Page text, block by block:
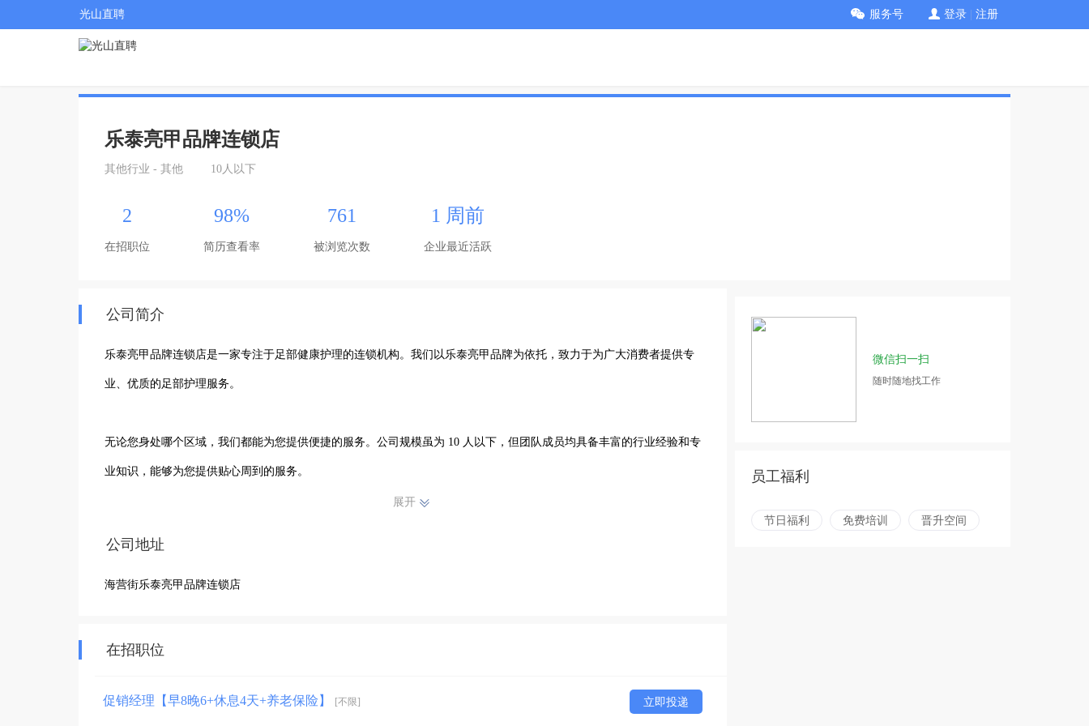
光山直聘 服务号 登录 注册
乐泰亮甲品牌连锁店
其他行业 - 其他 10人以下
2
在招职位
98%
简历查看率
761
被浏览次数
1 周前
企业最近活跃
公司简介
乐泰亮甲品牌连锁店是一家专注于足部健康护理的连锁机构。我们以乐泰亮甲品牌为依托，致力于为广大消费者提供专
业、优质的足部护理服务。
无论您身处哪个区域，我们都能为您提供便捷的服务。公司规模虽为 10 人以下，但团队成员均具备丰富的行业经验和专
业知识，能够为您提供贴心周到的服务。
是选择专业、选择健康、选择放心。我们将一如既往地为您的足部健康保驾护航，让您拥有健康美丽的双脚，自信地迈向
展开
公司地址
海营街乐泰亮甲品牌连锁店
在招职位
促销经理【早8晚6+休息4天+养老保险】 [不限] 立即投递
微信扫一扫
随时随地找工作
员工福利
节日福利 免费培训 晋升空间